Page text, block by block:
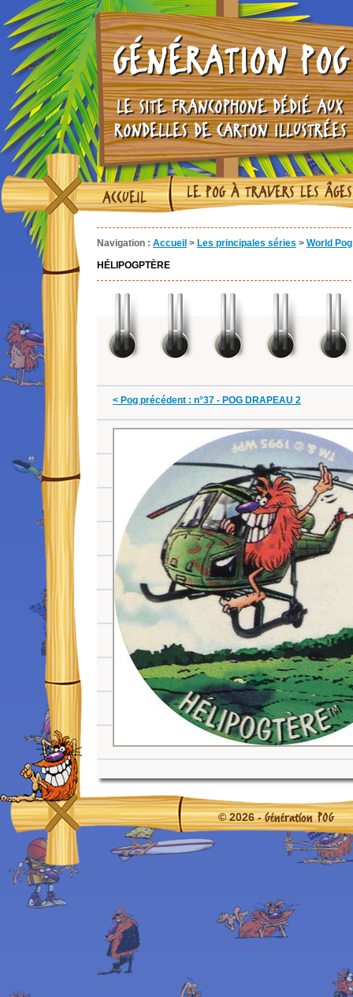
GÉNÉRATION POG
LE SITE FRANCOPHONE DÉDIÉ AUX
RONDELLES DE CARTON ILLUSTRÉES
ACCUEIL LE POG À TRAVERS LES ÂGES
Navigation : Accueil > Les principales séries > World
HÉLIPOGPTÈRE
< Pog précédent : n°37 - POG DRAPEAU 2
© 2026 -Génération POG